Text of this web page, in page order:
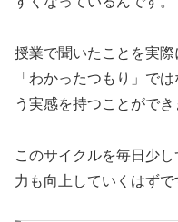
授業で聞いたことを実際
「わかったつもり」で
う実感を持つことができ
このサイクルを毎日少
力も向上していくはずで